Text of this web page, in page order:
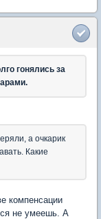
гонялись за
а очкарик
Какие
компенсации
не умеешь. А